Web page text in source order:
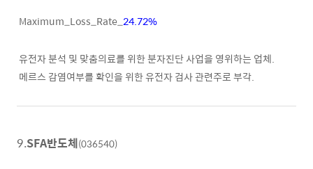
Maximum_Loss_Rate_ 24.72%
유전자 분석 및 맞춤의료를 위한 분자진단 사업을 영위하는 업체.
메르스 감염여부를 확인을 위한 유전자 검사 관련주로 부각.
9.SFA반도체(036540)